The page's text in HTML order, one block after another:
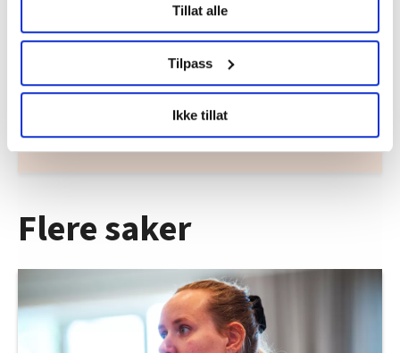
data behandles og hvordan du kan velge hvordan de skal
brukes. Du kan hele tiden endre eller trekke tilbake ditt
samtykke fra erklæringen om informasjonskapsler.
LO Medias publikasjoner frifagbevegelse.no, hk-nytt.no
og fontene.no bruker informasjonskapsler (cookies) for å
lære hvordan våre nettsider blir brukt slik at vi tilby
nettstedet med LO Medias egne samarbeidspartnere
oversikten lengre ned på denne siden.
Tillat alle
Tilpass
Ikke tillat
Regionleder Region Indre Øst
Fellesforbundet
Flere saker